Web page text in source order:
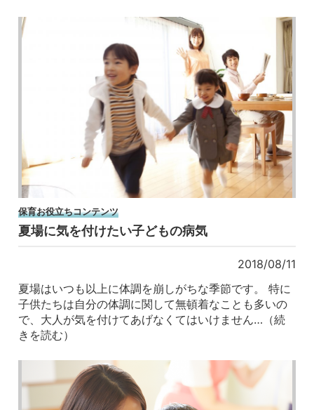
保育お役立ちコンテンツ
夏場に気を付けたい子どもの病気
2018/08/11
夏場はいつも以上に体調を崩しがちな季節です。 特に
子供たちは自分の体調に関して無頓着なことも多いの
で、大人が気を付けてあげなくてはいけません…（続
きを読む）